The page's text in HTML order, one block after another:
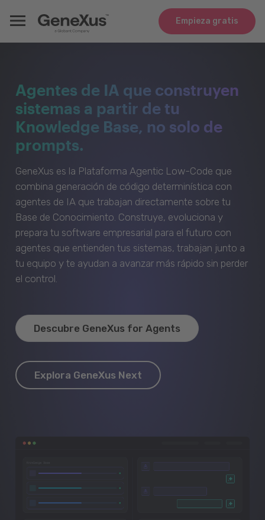
Empieza gratis
Agentes de IA que construyen
sistemas a partir de tu
Knowledge Base, no solo de
prompts.
GeneXus es la Plataforma Agentic Low-Code que
combina generación de código determinística con
agentes de IA que trabajan directamente sobre tu
Base de Conocimiento. Construye, evoluciona y
prepara tu software empresarial para el futuro con
agentes que entienden tus sistemas, trabajan junto a
tu equipo y te ayudan a avanzar más rápido sin perder
el control.
Descubre GeneXus for Agents
Explora GeneXus Next